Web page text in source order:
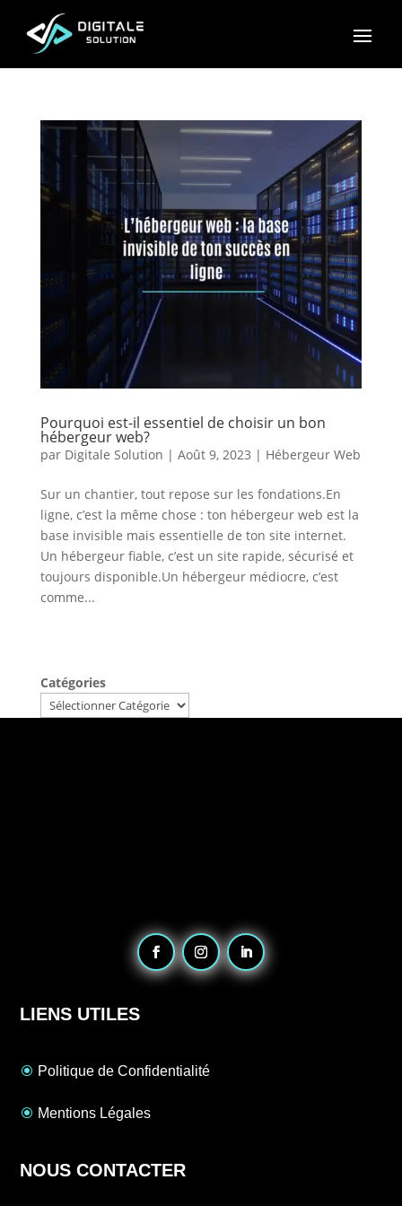
Pourquoi est-il essentiel de choisir un bon
hébergeur web?
par Digitale Solution | Août 9, 2023 | Hébergeur Web
Sur un chantier, tout repose sur les fondations.En
ligne, c’est la même chose : ton hébergeur web est la
base invisible mais essentielle de ton site internet.
Un hébergeur fiable, c’est un site rapide, sécurisé et
toujours disponible.Un hébergeur médiocre, c’est
comme...
Catégories
LIENS UTILES
Politique de Confidentialité
Mentions Légales
NOUS CONTACTER